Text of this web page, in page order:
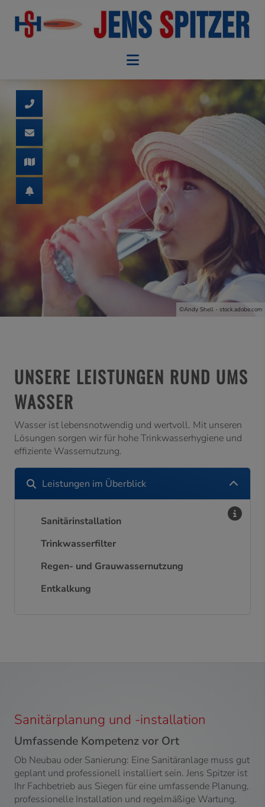
©Andy Shell - stock.adobe.com
UNSERE LEISTUNGEN RUND UMS
WASSER
Wasser ist lebensnotwendig und wertvoll. Mit unseren
Lösungen sorgen wir für hohe Trinkwasserhygiene und
effiziente Wassernutzung.
Leistungen im Überblick
Sanitärinstallation
Trinkwasserfilter
Regen- und Grauwassernutzung
Entkalkung
Sanitärplanung und -installation
Umfassende Kompetenz vor Ort
Ob Neubau oder Sanierung: Eine Sanitäranlage muss gut
geplant und professionell installiert sein. Jens Spitzer ist
Ihr Fachbetrieb aus Siegen für eine umfassende Planung,
professionelle Installation und regelmäßige Wartung.